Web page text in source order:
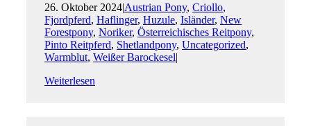
26. Oktober 2024|Austrian Pony, Criollo,
Fjordpferd, Haflinger, Huzule, Isländer, New
Forestpony, Noriker, Österreichisches Reitpony,
Pinto Reitpferd, Shetlandpony, Uncategorized,
Warmblut, Weißer Barockesel|
Weiterlesen